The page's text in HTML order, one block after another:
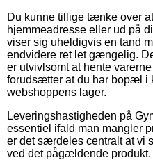
Du kunne tillige tænke over
hjemmeadresse eller ud på
viser sig uheldigvis en tand
endvidere ret let gængelig.
er utvivlsomt at hente
forudsætter at du har bopæl i
webshoppens lager.
Leveringshastigheden på
essentiel ifald man mangler
er det særdeles centralt at vi
ved det pågældende produkt.